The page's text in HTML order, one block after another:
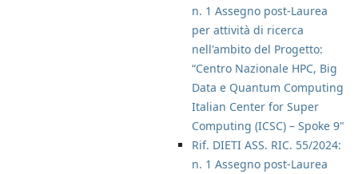
n. 1 Assegno post-Laurea
per attività di ricerca
nell'ambito del Progetto:
“Centro Nazionale HPC, Big
Data e Quantum Computing
Italian Center for Super
Computing (ICSC) – Spoke 9"
Rif. DIETI ASS. RIC. 55/2024:
n. 1 Assegno post-Laurea